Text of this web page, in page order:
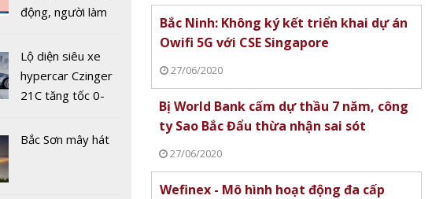
hàng trong mùa
động, người làm
hàng tại khu dịch
vụ trong dịch
Covid-19
Lộ diện siêu xe
hypercar Czinger
21C tăng tốc 0-
2 giây
Bắc Sơn mây hát
Bắc Ninh: Không ký kết triển khai dự án
Owifi 5G với CSE Singapore
27/06/2020
Bị World Bank cấm dự thầu 7 năm, công
ty Sao Bắc Đẩu thừa nhận sai sót
27/06/2020
Wefinex - Mô hình hoạt động đa cấp